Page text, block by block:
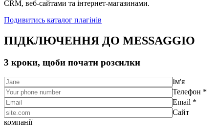
CRM, веб-сайтами та інтернет-магазинами.
Подивитись каталог плагінів
ПІДКЛЮЧЕННЯ ДО MESSAGGIO
3 кроки, щоби почати розсилки
Ім'я
Телефон *
Email *
Сайт
компанії